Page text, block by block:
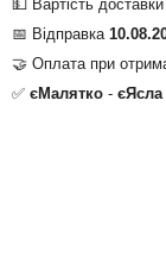
💵 Вартість
📅 Відправка
🤝 Оплата при
✅ єМалятко - єЯсла